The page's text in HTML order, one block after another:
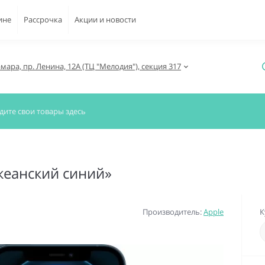
Рассрочка Акции и новости
пр. Ленина, 12А (ТЦ "Мелодия"), секция 317
синий»
Производитель:Apple